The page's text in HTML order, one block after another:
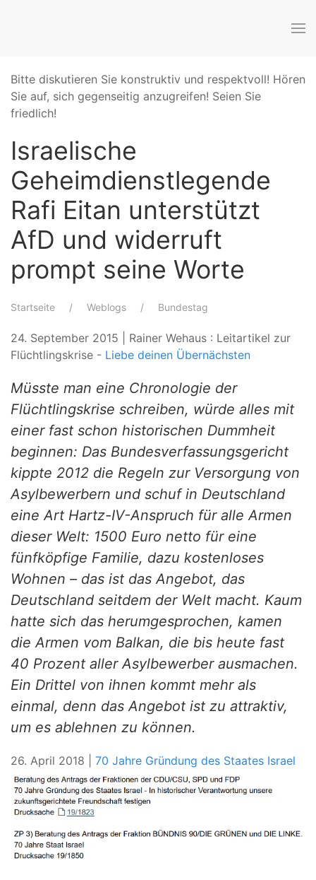
Bitte diskutieren Sie konstruktiv und respektvoll! Hören
Sie auf, sich gegenseitig anzugreifen! Seien Sie
friedlich!
Israelische
Geheimdienstlegende
Rafi Eitan unterstützt
AfD und widerruft
prompt seine Worte
Startseite Weblogs Bundestag
24. September 2015 | Rainer Wehaus : Leitartikel zur
Flüchtlingskrise - Liebe deinen Übernächsten
Müsste man eine Chronologie der
Flüchtlingskrise schreiben, würde alles mit
einer fast schon historischen Dummheit
beginnen: Das Bundesverfassungsgericht
kippte 2012 die Regeln zur Versorgung von
Asylbewerbern und schuf in Deutschland
eine Art Hartz-IV-Anspruch für alle Armen
dieser Welt: 1500 Euro netto für eine
fünfköpfige Familie, dazu kostenloses
Wohnen – das ist das Angebot, das
Deutschland seitdem der Welt macht. Kaum
hatte sich das herumgesprochen, kamen
die Armen vom Balkan, die bis heute fast
40 Prozent aller Asylbewerber ausmachen.
Ein Drittel von ihnen kommt mehr als
einmal, denn das Angebot ist zu attraktiv,
um es ablehnen zu können.
26. April 2018 | 70 Jahre Gründung des Staates Israel